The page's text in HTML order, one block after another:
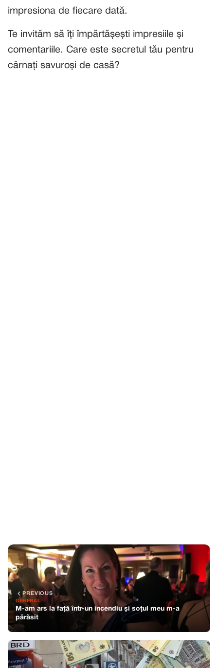
impresiona de fiecare dată.
Te invităm să îți împărtășești impresiile și
comentariile. Care este secretul tău pentru
cârnați savuroși de casă?
PREVIOUS
GENERAL
M-am ars la față într-un incendiu și soțul meu m-a
părăsit